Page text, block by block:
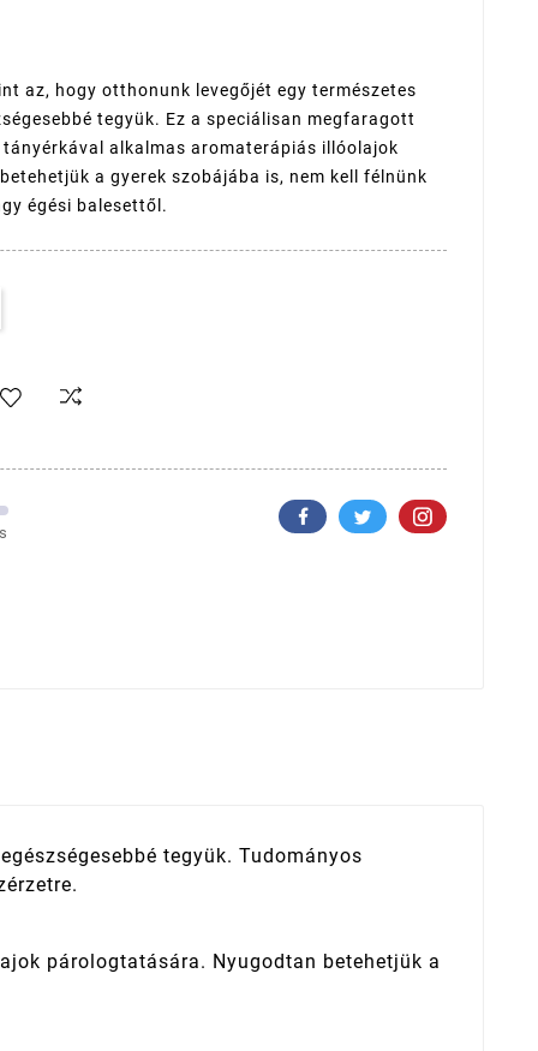
az, hogy otthonunk levegőjét egy természetes
tegyük. Ez a speciálisan megfaragott
alkalmas aromaterápiás illóolajok
a gyerek szobájába is, nem kell félnünk
égési balesettől.
tegyük. Tudományos
párologtatására. Nyugodtan betehetjük a